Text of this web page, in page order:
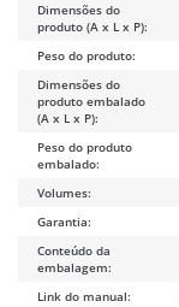
Dimensões do
produto (A x L x P):
Peso do produto:
Dimensões do
produto embalado
(A x L x P):
Peso do produto
embalado:
Volumes:
Garantia:
Conteúdo da
embalagem:
Link do manual: